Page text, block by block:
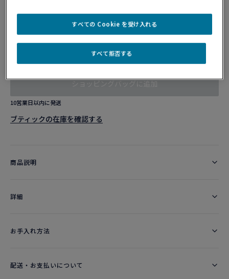
フォース10ブレスレット
カスタマイズ
ショッピングバッグに追加
10営業日以内に発送
ブティックの在庫を確認する​
商品説明
詳細​
お手入れ方法
配送・お支払いについて
すべて拒否する
すべての Cookie を受け入れる